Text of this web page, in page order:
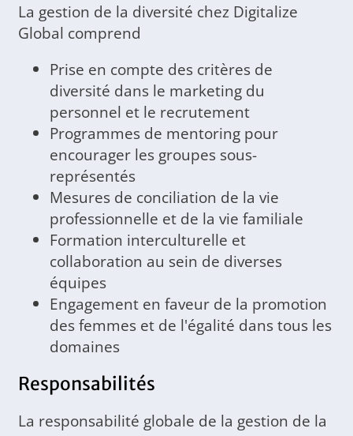
La gestion de la diversité chez Digitalize
Global comprend
Prise en compte des critères de
diversité dans le marketing du
personnel et le recrutement
Programmes de mentoring pour
encourager les groupes sous-
représentés
Mesures de conciliation de la vie
professionnelle et de la vie familiale
Formation interculturelle et
collaboration au sein de diverses
équipes
Engagement en faveur de la promotion
des femmes et de l'égalité dans tous les
domaines
Responsabilités
La responsabilité globale de la gestion de la